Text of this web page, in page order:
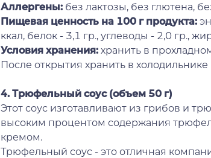
Аллергены: без лактозы, без глютена,
Пищевая ценность на 100 г продукта:
ккал, белок - 3,1 гр., углеводы - 2,0 гр.,
Условия хранения: хранить в
После открытия хранить в
4. Трюфельный соус (объем 50 г)
Этот соус изготавливают из грибов и
высоким процентом содержания
кремом.
Трюфельный соус - это отличная